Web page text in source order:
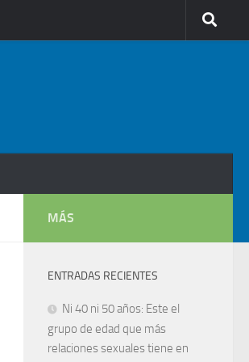
MÁS
ENTRADAS RECIENTES
Ni 40 ni 50 años: Este el
grupo de edad que más
relaciones sexuales tiene en